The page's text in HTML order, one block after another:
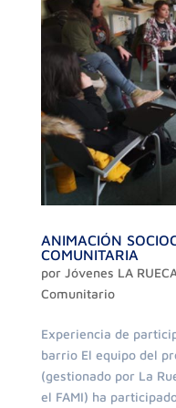
ANIMACIÓN
COMUNITARIA
por Jóvenes LA
Comunitario
Experiencia de
barrio El equipo del
(gestionado por La
el FAMI) ha